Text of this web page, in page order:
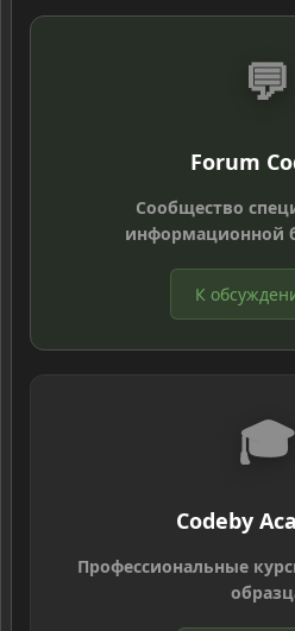
💬
Forum
Сообщество
информационной
К
🎓
Codeby
Профессиональные